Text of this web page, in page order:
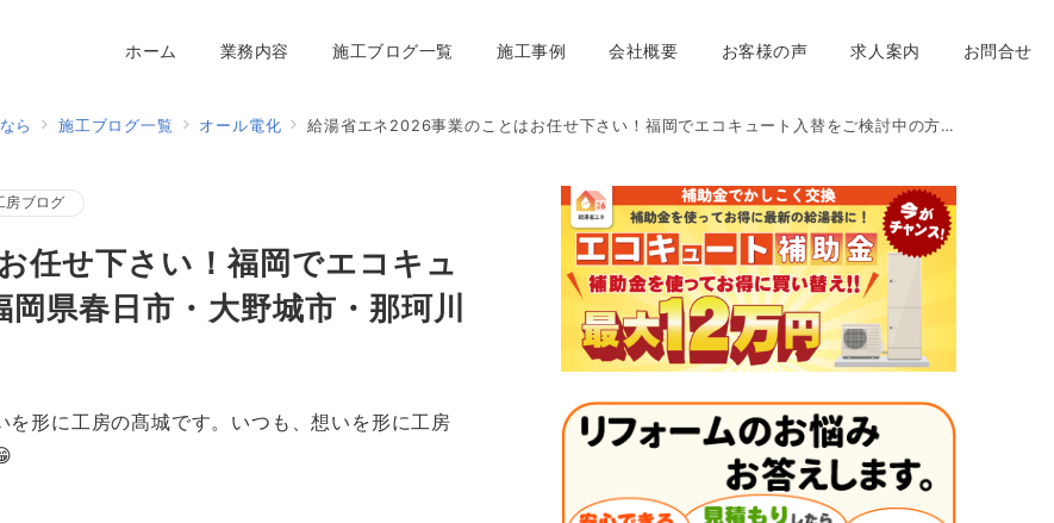
ホーム 業務内容 施工ブログ一覧 施工事例 会社概要 お客様の声 求人案内 お問合せ
ら 施工ブログ一覧 オール電化 給湯省エネ2026事業のことはお任せ下さい！福岡でエコキュート入替をご検討中の方へ ｜福岡県春日市・大野城市・那珂川市 想いを形に工房
房ブログ
任せ下さい！福岡でエコキュ
県春日市・大野城市・那珂川
形に工房の髙城です。いつも、想いを形に工房